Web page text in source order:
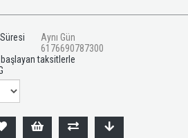
Aynı Gün
6176690787300
taksitlerle